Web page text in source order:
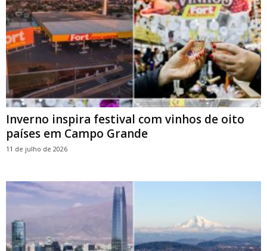
Inverno inspira festival com vinhos de oito
países em Campo Grande
11 de julho de 2026